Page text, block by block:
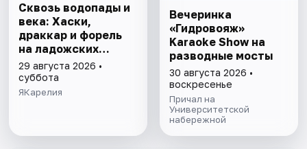
Сквозь водопады и
века: Хаски,
драккар и форель
на ладожских
берегах
29 августа 2026 •
суббота
ЯКарелия
Вечеринка
«Гидровояж»
Karaoke Show на
разводные мосты
30 августа 2026 •
воскресенье
Причал на
Университетской
набережной